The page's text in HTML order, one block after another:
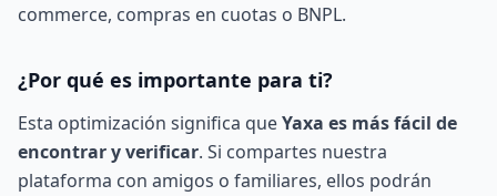
commerce, compras en cuotas o BNPL.
¿Por qué es importante para ti?
Esta optimización significa queYaxa es más fácil de
encontrar y verificar. Si compartes nuestra
plataforma con amigos o familiares, ellos podrán